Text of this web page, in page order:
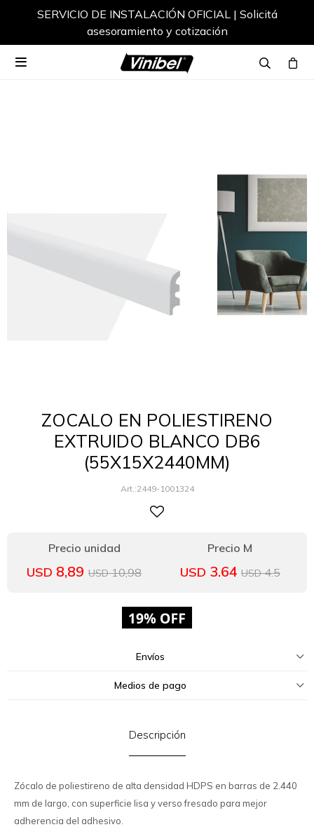
SERVICIO DE INSTALACIÓN OFICIAL | Solicitá
asesoramiento y cotización

ZOCALO EN POLIESTIRENO
EXTRUIDO BLANCO DB6
(55X15X2440MM)
2449-1001324
USD 8,89 USD 10,98 USD 3.64 USD 4.5
Envíos
Medios de pago
Descripción
Zócalo de poliestireno de alta densidad HDPS en barras de 2.440
mm de largo, con superficie lisa y verso fresado para mejor
adherencia del adhesivo.